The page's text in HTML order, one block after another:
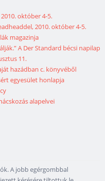
október 4-5.
2010. október 4-5.
magazinja
A Der Standard bécsi napilap
11.
hazádban c. könyvéből
egyesület honlapja
alapelvei
A jobb egérgombbal